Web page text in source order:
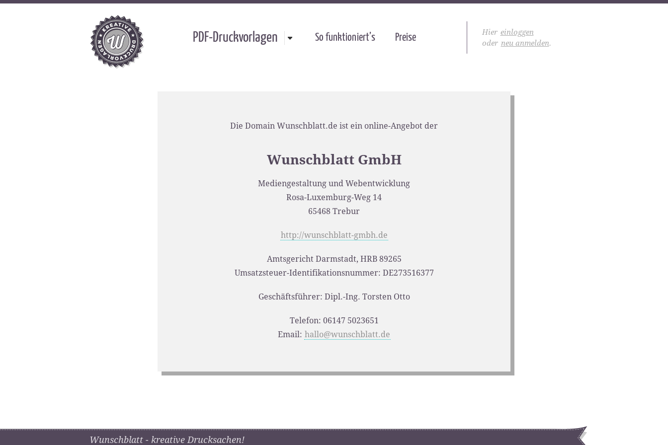
Hier einloggen
oder neu anmelden.
PDF-Druckvorlagen So funktioniert’s Preise
Die Domain Wunschblatt.de ist ein online-Angebot der
Wunschblatt GmbH
Mediengestaltung und Webentwicklung
Rosa-Luxemburg-Weg 14
65468 Trebur
http://wunschblatt-gmbh.de
Amtsgericht Darmstadt, HRB 89265
Umsatzsteuer-Identifikationsnummer: DE273516377
Geschäftsführer: Dipl.-Ing. Torsten Otto
Telefon: 06147 5023651
Email: hallo@wunschblatt.de
Wunschblatt - kreative Drucksachen!